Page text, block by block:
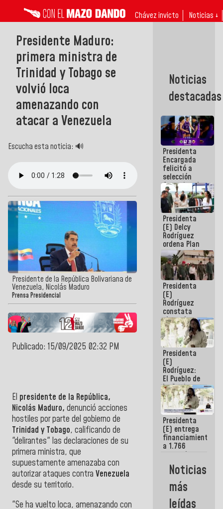
Chávez invicto Noticias ↓
Presidente Maduro:
primera ministra de
Trinidad y Tobago se
volvió loca
amenazando con
atacar a Venezuela
Escucha esta noticia: 🔊
Presidente de la República Bolivariana de
Venezuela, Nicolás Maduro
Prensa Presidencial
Publicado: 15/09/2025 02:32 PM
El presidente de la República,
Nicolás Maduro, denunció acciones
hostiles por parte del gobierno de
Trinidad y Tobago, calificando de
"delirantes" las declaraciones de su
primera ministra, que
supuestamente amenazaba con
autorizar ataques contra Venezuela
desde su territorio.
"Se ha vuelto loca, amenazando con
Noticias
destacadas
Presidenta
Encargada
felicitó a
selección
femenina de
baloncesto
por su
clasificación
a la
AmeriCup
2027
Presidenta
(E) Delcy
Rodríguez
ordena Plan
maestro de
desarrollo
logístico y
turístico
para La
Guaira
Presidenta
(E)
Rodríguez
constata
obras de
rehabilitación
de Escuela
Militar de
Mamo en La
Guaira
Presidenta
(E)
Rodríguez:
El Pueblo de
La Guaira
siempre
estará
acompañada
por el
Gobierno
Nacional
Presidenta
(E) entrega
financiamientos
a 1.766
comerciantes
emprendedores
afectados
por
terremotos
Noticias
más
leídas